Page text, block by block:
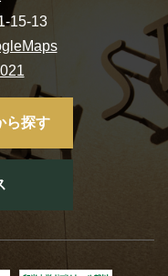
15-13
ら探す